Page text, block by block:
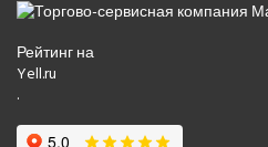
Рейтинг на
Yell.ru
.